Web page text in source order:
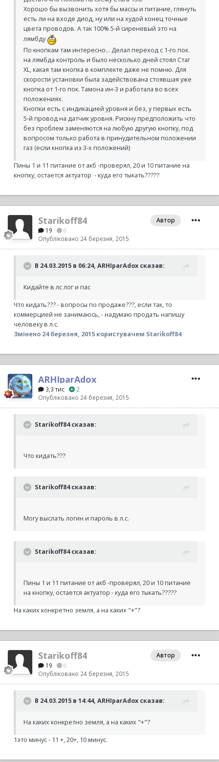
Хорошо бы вызвонить хотя бы массы и питание, глянуть
есть ли на входе диод, ну или на худой конец точные
цвета проводов. А так 100% 5-й сиреневый это на
лямбду
По кнопкам там интересно... Делал переход с 1-го пок.
на лямбда контроль и было несколько дней стоял Стаг
ХL, какая там кнопка в комплекте даже не помню. Для
скорости установки была задействована стоявшая уже
кнопка от 1-го пок. Тамона ин-3 и работала во всех
положениях.
Кнопки есть с индикацией уровня и без, у первых есть
5-й провод на датчик уровня. Рискну предположить что
без проблем заменяются на любую другую кнопку, под
вопросом только работа в принудительном положении
газ (если кнопка из 3-х положений)
Пины 1 и 11 питание от акб -проверял, 20 и 10 питание на
кнопку, остается актуатор - куда его тыкать?????
Starikoff84
19 0
Опубліковано 24 березня, 2015
Автор
В 24.03.2015 в 06:24, ARHIparAdox сказав:
Кидайте в лс лог и пас
Что кидать??? - вопросы по продаже???, если так, то
коммерцией не занимаюсь, - надумаю продать напишу
человеку в л.с.
Змінено 24 березня, 2015 користувачем Starikoff84
ARHIparAdox
3,3 тис
2
Опубліковано 24 березня, 2015
Starikoff84 сказав:
Что кидать???
Starikoff84 сказав:
Могу выслать логин и пароль в л.с.
Starikoff84 сказав:
Пины 1 и 11 питание от акб -проверял, 20 и 10 питание
на кнопку, остается актуатор - куда его тыкать?????
На каких конкретно земля, а на каких "+"?
Starikoff84
19 0
Опубліковано 24 березня, 2015
Автор
В 24.03.2015 в 14:44, ARHIparAdox сказав:
На каких конкретно земля, а на каких "+"?
1это минус - 11 +, 20+, 10 минус.